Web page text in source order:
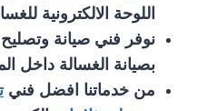
اللوحة الالكترونية
نوفر فني صيانة
بصيانة الغسالة داخل
من خدماتنا افضل فني